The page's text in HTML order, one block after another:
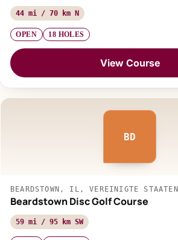
44 mi / 70 km N
OPEN 18 HOLES
View Course
BD
BEARDSTOWN, IL, VEREINIGTE STAATEN
Beardstown Disc Golf Course
59 mi / 95 km SW